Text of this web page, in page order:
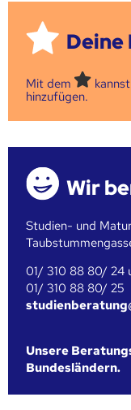
Deine
Mit dem
hinzufügen.
Wir
Studien- und
01/ 310 88 80/ 24
01/ 310 88 80/ 25
Unsere
Bundesländern.